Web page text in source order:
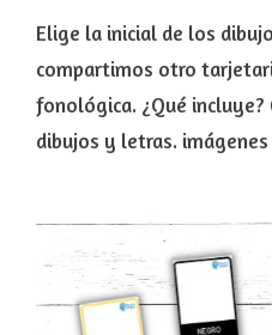
Elige la inicial de los
compartimos otro
fonológica. ¿Qué
dibujos y letras.